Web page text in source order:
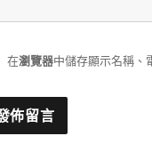
在瀏覽器中儲存顯示名稱、